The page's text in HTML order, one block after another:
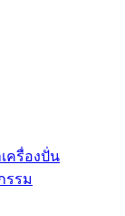
ครื่องปั่น
รรม